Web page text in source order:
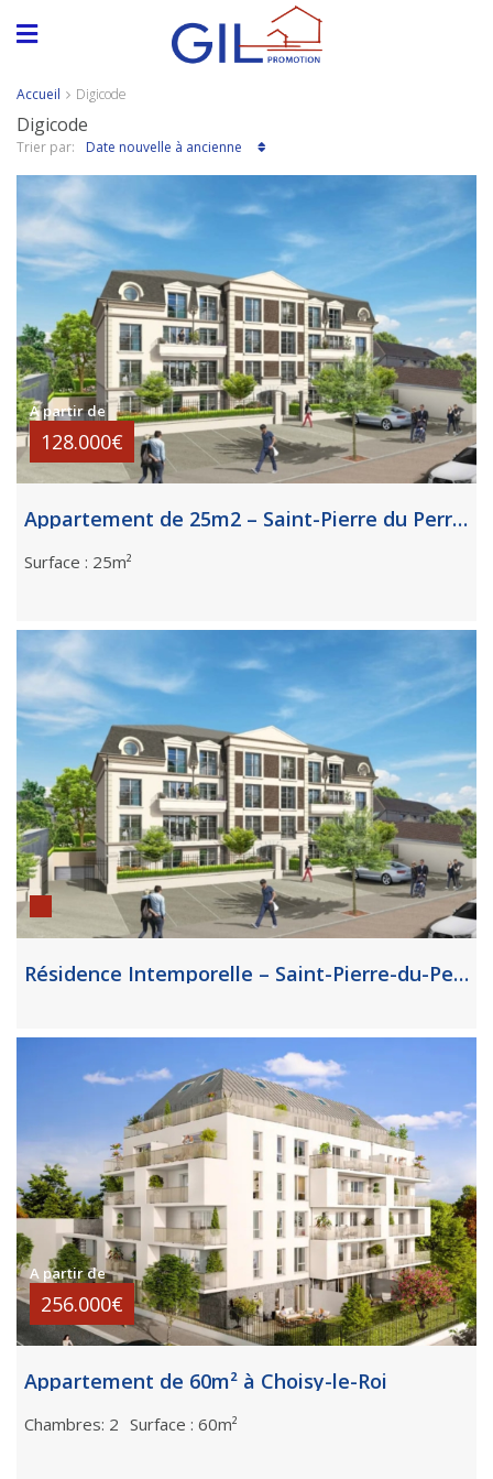
Accueil Digicode
Digicode
Trier par: Date nouvelle à ancienne
A partir de
128.000€
Appartement de 25m2 – Saint-Pierre du Perray
Surface : 25m²
Résidence Intemporelle – Saint-Pierre-du-Perray (91)
A partir de
256.000€
Appartement de 60m² à Choisy-le-Roi
Chambres: 2 Surface : 60m²